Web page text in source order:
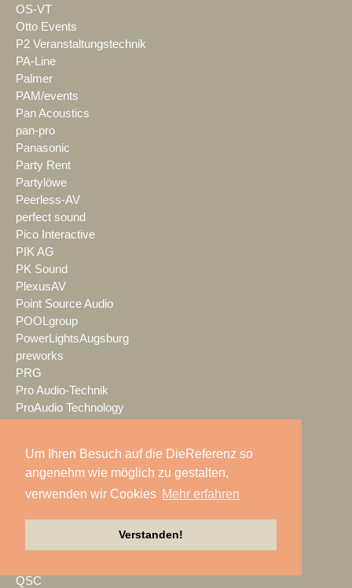
Um Ihren Besuch auf die DieReferenz so
angenehm wie möglich zu gestalten,
verwenden wir Cookies Mehr erfahren
Verstanden!
OS-VT
Otto Events
P2 Veranstaltungstechnik
PA-Line
Palmer
PAM/events
Pan Acoustics
pan-pro
Panasonic
Party Rent
Partylöwe
Peerless-AV
perfect sound
Pico Interactive
PIK AG
PK Sound
PlexusAV
Point Source Audio
POOLgroup
PowerLightsAugsburg
preworks
PRG
Pro Audio-Technik
ProAudio Technology
Prolights
Prolyte
Promethean
QSC